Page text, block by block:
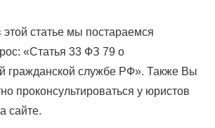
этой статье мы постараемся
«Статья 33 ФЗ 79 о
гражданской службе РФ». Также Вы
проконсультироваться у юристов
сайте.